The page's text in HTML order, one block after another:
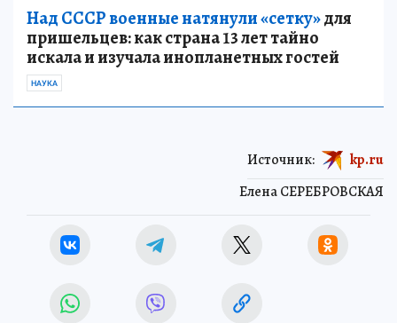
Над СССР военные натянули «сетку»для
пришельцев: как страна 13 лет тайно
искала и изучала инопланетных гостей
НАУКА
Елена СЕРЕБРОВСКАЯ
Источник: kp.ru